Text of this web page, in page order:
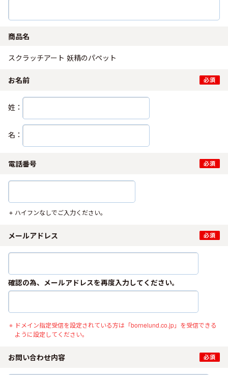
商品名
スクラッチアート 妖精のパペット
お名前
姓：
名：
電話番号
ハイフンなしでご入力ください。
メールアドレス
確認の為、メールアドレスを再度入力してください。
ドメイン指定受信を設定されている方は「bornelund.co.jp」を受信できる
ように設定してください。
お問い合わせ内容